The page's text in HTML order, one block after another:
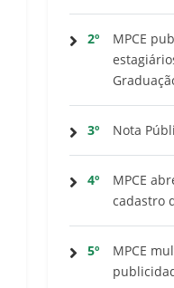
2º
MPCE
3º Nota
4º
MPCE
cadastro
5º
MPCE